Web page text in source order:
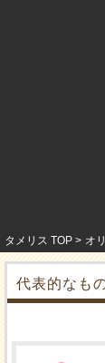
タメリス TOP オ
代表的なも